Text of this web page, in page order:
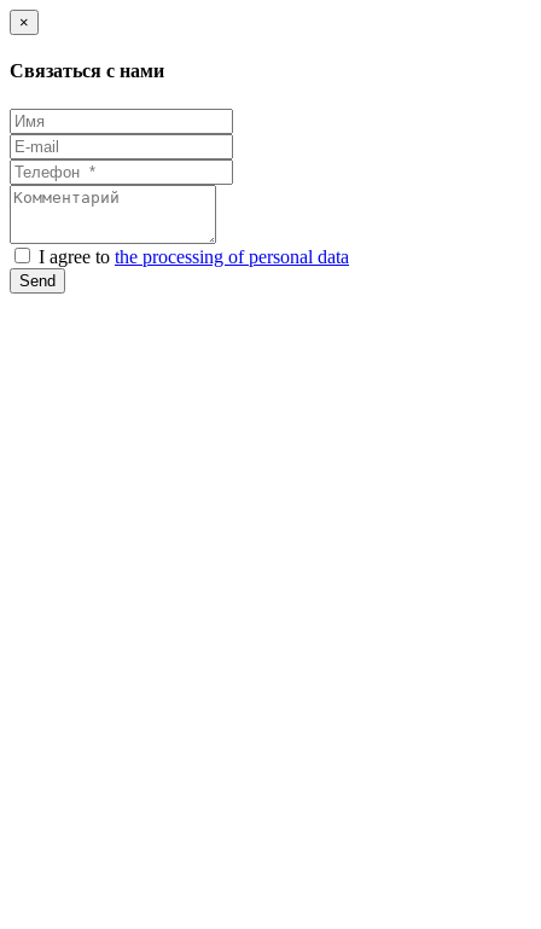
×
Связаться с нами
I agree to the processing of personal data
Send